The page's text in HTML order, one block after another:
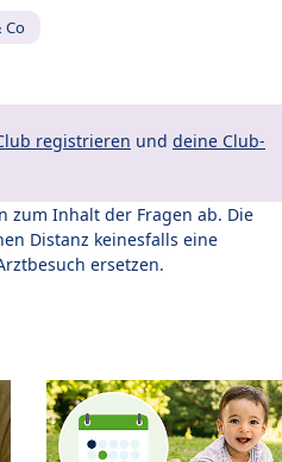
Co
registrieren und deine Club-
zum Inhalt der Fragen ab. Die
Distanz keinesfalls eine
ersetzen.